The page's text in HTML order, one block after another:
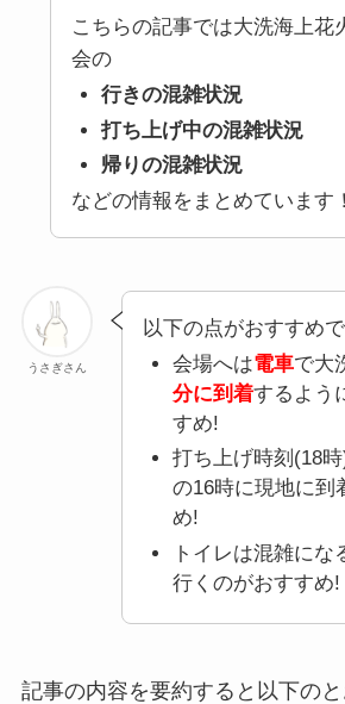
こちらの記事では大洗海上花
会の
行きの混雑状況
打ち上げ中の混雑状況
帰りの混雑状況
などの情報をまとめています！
うさぎさん
以下の点がおすすめで
会場へは電車で大
分に到着するよう
すめ!
打ち上げ時刻(18
の16時に現地に到
め!
トイレは混雑にな
行くのがおすすめ!
記事の内容を要約すると以下のと